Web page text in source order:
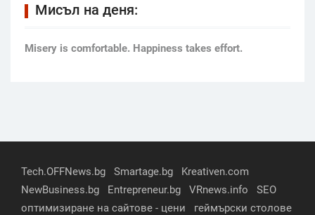
Мисъл на деня:
Мisery is comfortable. Happiness takes effort.
Tech.OFFNews.bg Smartage.bg
Kreativen.com
NewBusiness.bg
Entrepreneur.bg VRnews.info
SEO
оптимизиране на сайтове - цени
геймърски столове